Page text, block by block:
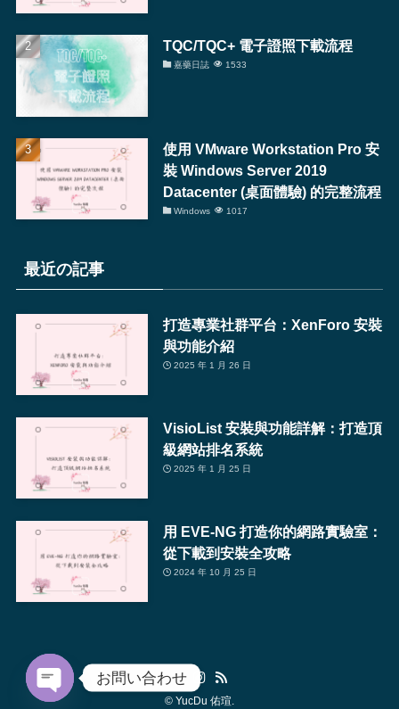
TQC/TQC+ 電子證照下載流程
嘉藥日誌 1533
使用 VMware Workstation Pro 安
裝 Windows Server 2019
Datacenter (桌面體驗) 的完整流程
Windows 1017
最近の記事
打造專業社群平台：XenForo 安裝
與功能介紹
2025 年 1 月 26 日
VisioList 安裝與功能詳解：打造頂
級網站排名系統
2025 年 1 月 25 日
用 EVE-NG 打造你的網路實驗室：
從下載到安裝全攻略
2024 年 10 月 25 日
© YucDu 佑瑄.
お問い合わせ